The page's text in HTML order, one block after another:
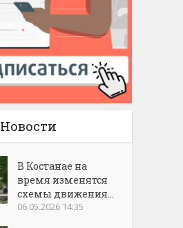
Новости
В Костанае на
время изменятся
схемы движения...
06.05.2026 14:35